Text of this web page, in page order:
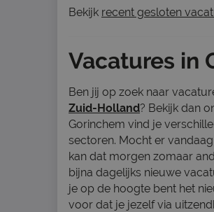
Bekijk recent gesloten
Vacatures in
Ben jij op zoek naar
Zuid-Holland? Bekijk dan
Gorinchem vind je
sectoren. Mocht er
kan dat morgen zomaar
bijna dagelijks nieuwe
je op de hoogte bent het
voor dat je jezelf via